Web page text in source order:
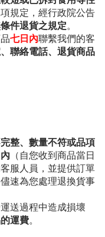
規定，經行政院公告
件退貨之規定。
七日內聯繫我們的客
聯絡電話、退貨商品
整、數量不符或品項
（自您收到商品當日
服人員，並提供訂單
速為您處理退換貨事
送過程中造成損壞
運費。